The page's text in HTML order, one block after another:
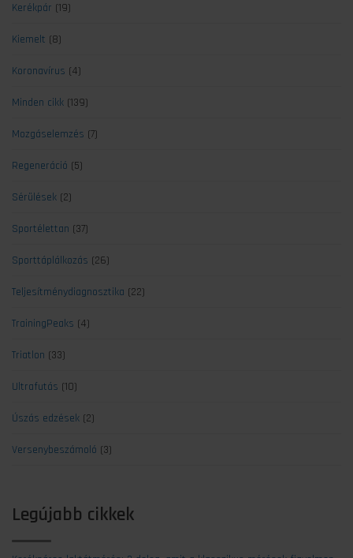
Kerékpár (19)
Kiemelt (8)
Koronavírus (4)
Minden cikk (139)
Mozgáselemzés (7)
Regeneráció (5)
Sérülések (2)
Sportélettan (37)
Sporttáplálkozás (26)
Teljesítménydiagnosztika (22)
TrainingPeaks (4)
Triatlon (33)
Ultrafutás (10)
Úszás edzések (2)
Versenybeszámoló (3)
Legújabb cikkek